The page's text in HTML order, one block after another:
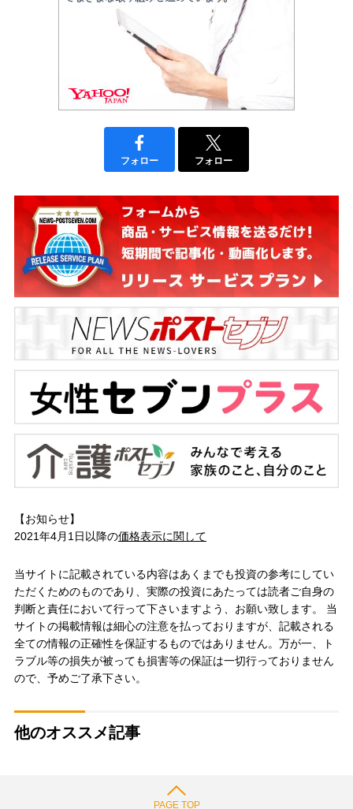
フォロー フォロー
【お知らせ】
2021年4月1日以降の価格表示に関して
当サイトに記載されている内容はあくまでも投資の参考にしてい
ただくためのものであり、実際の投資にあたっては読者ご自身の
判断と責任において行って下さいますよう、お願い致します。 当
サイトの掲載情報は細心の注意を払っておりますが、記載される
全ての情報の正確性を保証するものではありません。万が一、ト
ラブル等の損失が被っても損害等の保証は一切行っておりません
ので、予めご了承下さい。
他のオススメ記事
PAGE TOP